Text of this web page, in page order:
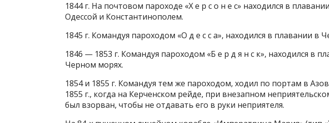
1844 г. На почтовом пароходе «Х е р с о н е с» находился в
Одессой и Константинополем.
1845 г. Командуя пароходом «О д е с с а», находился в плавании в
1846 — 1853 г. Командуя пароходом «Б е р д я н с к», находился в
Черном морях.
1854 и 1855 г. Командуя тем же пароходом, ходил по портам в
1855 г., когда на Керченском рейде, при внезапном
был взорван, чтобы не отдавать его в руки неприятеля.